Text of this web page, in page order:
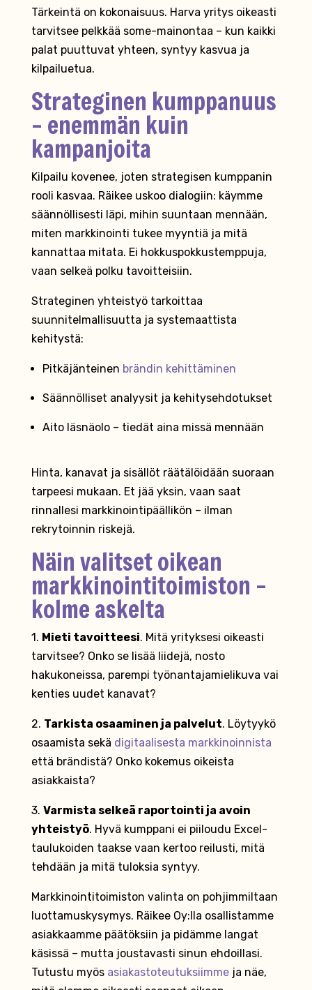
Tärkeintä on kokonaisuus. Harva yritys oikeasti
tarvitsee pelkkää some-mainontaa – kun kaikki
palat puuttuvat yhteen, syntyy kasvua ja
kilpailuetua.
Strateginen kumppanuus
– enemmän kuin
kampanjoita
Kilpailu kovenee, joten strategisen kumppanin
rooli kasvaa. Räikee uskoo dialogiin: käymme
säännöllisesti läpi, mihin suuntaan mennään,
miten markkinointi tukee myyntiä ja mitä
kannattaa mitata. Ei hokkuspokkustemppuja,
vaan selkeä polku tavoitteisiin.
Strateginen yhteistyö tarkoittaa
suunnitelmallisuutta ja systemaattista
kehitystä:
Pitkäjänteinen brändin kehittäminen
Säännölliset analyysit ja kehitysehdotukset
Aito läsnäolo – tiedät aina missä mennään
Hinta, kanavat ja sisällöt räätälöidään suoraan
tarpeesi mukaan. Et jää yksin, vaan saat
rinnallesi markkinointipäällikön – ilman
rekrytoinnin riskejä.
Näin valitset oikean
markkinointitoimiston –
kolme askelta
1. Mieti tavoitteesi. Mitä yrityksesi oikeasti
tarvitsee? Onko se lisää liidejä, nosto
hakukoneissa, parempi työnantajamielikuva vai
kenties uudet kanavat?
2. Tarkista osaaminen ja palvelut. Löytyykö
osaamista sekä digitaalisesta markkinoinnista
että brändistä? Onko kokemus oikeista
asiakkaista?
3. Varmista selkeä raportointi ja avoin
yhteistyö. Hyvä kumppani ei piiloudu Excel-
taulukoiden taakse vaan kertoo reilusti, mitä
tehdään ja mitä tuloksia syntyy.
Markkinointitoimiston valinta on pohjimmiltaan
luottamuskysymys. Räikee Oy:lla osallistamme
asiakkaamme päätöksiin ja pidämme langat
käsissä – mutta joustavasti sinun ehdoillasi.
Tutustu myös asiakastoteutuksiimmeja näe,